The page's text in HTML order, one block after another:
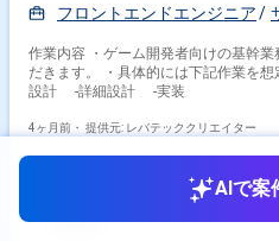
フロントエンドエンジニア
作業内容 ・ゲーム開発者向けの基幹
だきます。 ・具体的には下記作業
設計 -詳細設計 -実装
4ヶ月前・ 提供元: レバテッククリエイター
AIで案